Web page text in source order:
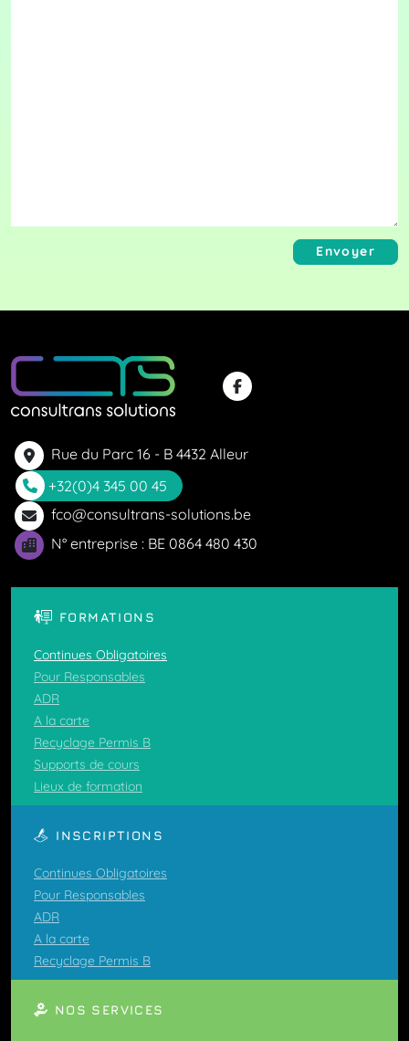
Envoyer
Rue du Parc 16 - B 4432 Alleur
+32(0)4 345 00 45
fco@consultrans-solutions.be
N° entreprise : BE 0864 480 430
FORMATIONS
Continues Obligatoires
Pour Responsables
ADR
A la carte
Recyclage Permis B
Supports de cours
Lieux de formation
INSCRIPTIONS
Continues Obligatoires
Pour Responsables
ADR
A la carte
Recyclage Permis B
NOS SERVICES